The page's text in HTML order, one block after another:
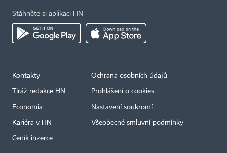
Stáhněte si aplikaci HN
Kontakty
Tiráž redakce HN
Economia
Kariéra v HN
Ceník inzerce
Ochrana osobních údajů
Prohlášení o cookies
Nastavení soukromí
Všeobecné smluvní podmínky